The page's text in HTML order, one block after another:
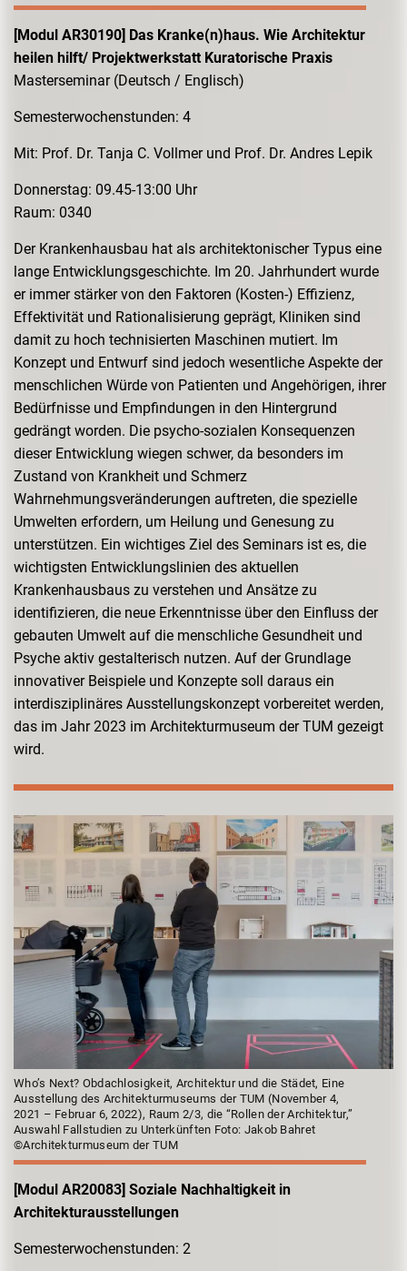
[Modul AR30190] Das Kranke(n)haus. Wie Architektur
heilen hilft/ Projektwerkstatt Kuratorische Praxis
Masterseminar (Deutsch / Englisch)
Semesterwochenstunden: 4
Mit: Prof. Dr. Tanja C. Vollmer und Prof. Dr. Andres Lepik
Donnerstag: 09.45-13:00 Uhr
Raum: 0340
Der Krankenhausbau hat als architektonischer Typus eine
lange Entwicklungsgeschichte. Im 20. Jahrhundert wurde
er immer stärker von den Faktoren (Kosten-) Effizienz,
Effektivität und Rationalisierung geprägt, Kliniken sind
damit zu hoch technisierten Maschinen mutiert. Im
Konzept und Entwurf sind jedoch wesentliche Aspekte der
menschlichen Würde von Patienten und Angehörigen, ihrer
Bedürfnisse und Empfindungen in den Hintergrund
gedrängt worden. Die psycho-sozialen Konsequenzen
dieser Entwicklung wiegen schwer, da besonders im
Zustand von Krankheit und Schmerz
Wahrnehmungsveränderungen auftreten, die spezielle
Umwelten erfordern, um Heilung und Genesung zu
unterstützen. Ein wichtiges Ziel des Seminars ist es, die
wichtigsten Entwicklungslinien des aktuellen
Krankenhausbaus zu verstehen und Ansätze zu
identifizieren, die neue Erkenntnisse über den Einfluss der
gebauten Umwelt auf die menschliche Gesundheit und
Psyche aktiv gestalterisch nutzen. Auf der Grundlage
innovativer Beispiele und Konzepte soll daraus ein
interdisziplinäres Ausstellungskonzept vorbereitet werden,
das im Jahr 2023 im Architekturmuseum der TUM gezeigt
wird.
Who’s Next? Obdachlosigkeit, Architektur und die Städet, Eine
Ausstellung des Architekturmuseums der TUM (November 4,
2021 – Februar 6, 2022), Raum 2/3, die “Rollen der Architektur,”
Auswahl Fallstudien zu Unterkünften Foto: Jakob Bahret
©Architekturmuseum der TUM
[Modul AR20083] Soziale Nachhaltigkeit in
Architekturausstellungen
Semesterwochenstunden: 2